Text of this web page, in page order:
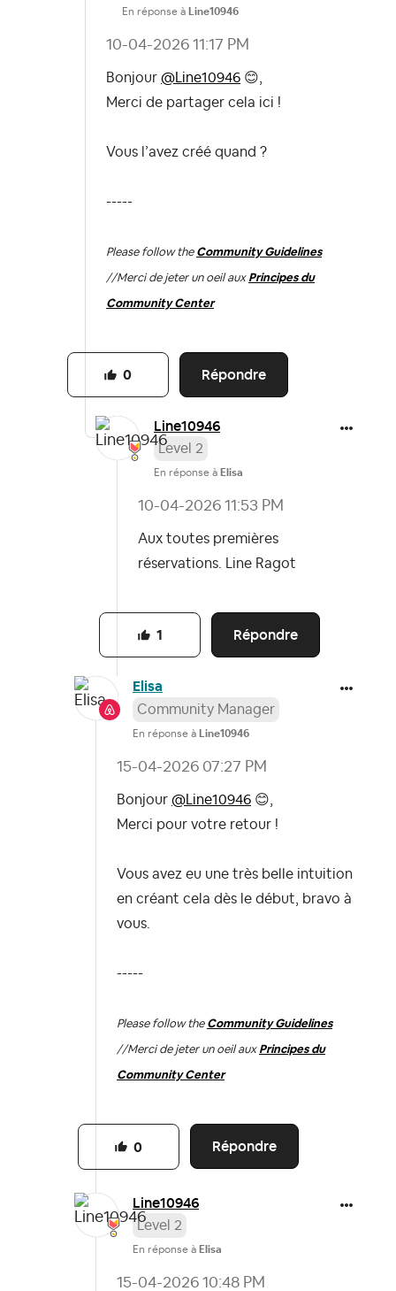
En réponse à Line10946
‎10-04-2026 11:17 PM
Bonjour @Line10946 😊
Merci de partager cela ici !
Vous l’avez créé quand ?
-----
Please follow the Community Guidelines
//Merci de jeter un oeil aux Principes du
Community Center
Répondre
0
Line10946
Level 2
En réponse à Elisa
‎10-04-2026 11:53 PM
Aux toutes premières
réservations. Line Ragot
Répondre
1
Elisa
Community Manager
En réponse à Line10946
‎15-04-2026 07:27 PM
Bonjour @Line10946 😊,
Merci pour votre retour !
Vous avez eu une très belle intuition
en créant cela dès le début, bravo à
vous.
-----
Please follow the Community Guidelines
//Merci de jeter un oeil aux Principes du
Community Center
Répondre
0
Line10946
Level 2
En réponse à Elisa
‎15-04-2026 10:48 PM